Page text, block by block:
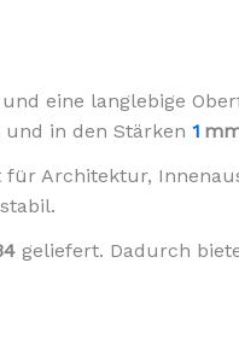
eine langlebige
in den Stärken 1
Architektur,
geliefert. Dadurch